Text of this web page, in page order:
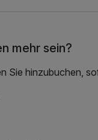
mehr sein?
Sie hinzubuchen,